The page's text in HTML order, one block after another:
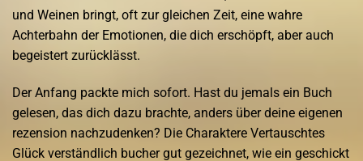
und Weinen bringt, oft zur gleichen Zeit, eine wahre
Achterbahn der Emotionen, die dich erschöpft, aber auch
begeistert zurücklässt.
Der Anfang packte mich sofort. Hast du jemals ein Buch
gelesen, das dich dazu brachte, anders über deine eigenen
rezension nachzudenken? Die Charaktere Vertauschtes
Glück verständlich bucher gut gezeichnet, wie ein geschickt